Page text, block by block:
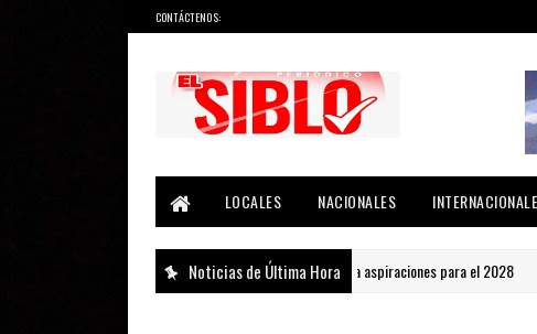
CONTÁCTENOS:
LOCALES
NACIONALES
Noticias de Última Hora
NACIONAL Paliza niega aspiraciones para el 2028